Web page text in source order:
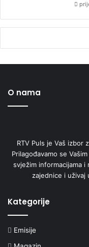
O nama
RTV Puls je Vaš izbor
Prilagođavamo se
svježim informacijama i
zajednice i uživaj
Kategorije
Emisije